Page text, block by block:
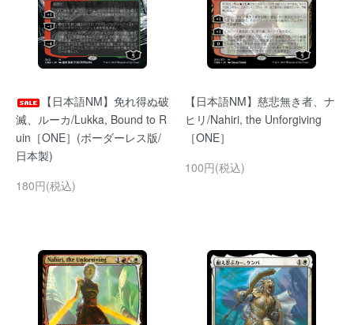
【日本語NM】免れ得ぬ破
滅、ルーカ/Lukka, Bound to R
uin［ONE］(ボーダーレス版/
日本製)
180円(税込)
【日本語NM】慈悲無き者、ナ
ヒリ/Nahiri, the Unforgiving
［ONE］
100円(税込)